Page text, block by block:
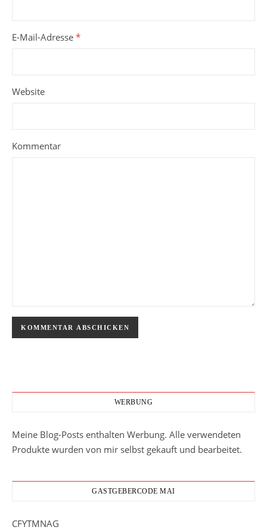
E-Mail-Adresse *
Website
Kommentar
WERBUNG
Meine Blog-Posts enthalten Werbung. Alle verwendeten
Produkte wurden von mir selbst gekauft und bearbeitet.
GASTGEBERCODE MAI
CFYTMNAG